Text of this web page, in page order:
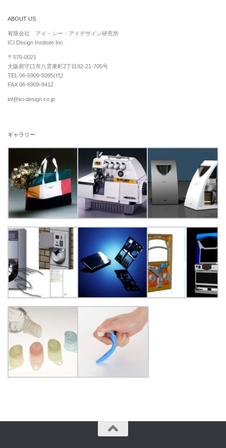
ABOUT US
有限会社 アイ・シー・アイデザイン研究所
ICI Design Institute Inc.
〒570-0021
大阪府守口市八雲東町2丁目82-21-705号
TEL 06-6909-5095(代)
FAX 06-6909-8412
inf@ici-design.co.jp
ギャラリー